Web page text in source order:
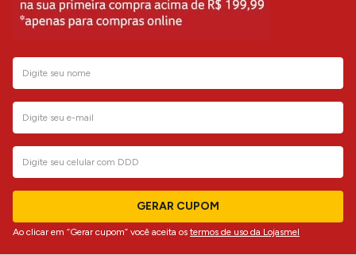
GERAR CUPOM
Ao clicar em “Gerar cupom” você aceita os termos de uso da Lojasmel